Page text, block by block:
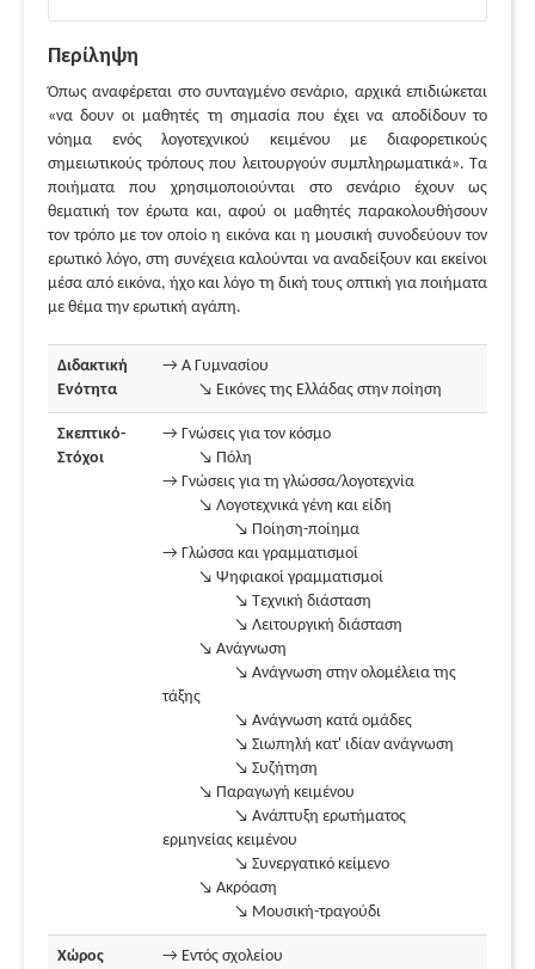
Περίληψη
Όπως αναφέρεται στο συνταγμένο σενάριο, αρχικά επιδιώκεται
«να δουν οι μαθητές τη σημασία που έχει να αποδίδουν το
νόημα ενός λογοτεχνικού κειμένου με διαφορετικούς
σημειωτικούς τρόπους που λειτουργούν συμπληρωματικά». Τα
ποιήματα που χρησιμοποιούνται στο σενάριο έχουν ως
θεματική τον έρωτα και, αφού οι μαθητές παρακολουθήσουν
τον τρόπο με τον οποίο η εικόνα και η μουσική συνοδεύουν τον
ερωτικό λόγο, στη συνέχεια καλούνται να αναδείξουν και εκείνοι
μέσα από εικόνα, ήχο και λόγο τη δική τους οπτική για ποιήματα
με θέμα την ερωτική αγάπη.
Διδακτική
Ενότητα
→ Α Γυμνασίου
↘ Εικόνες της Ελλάδας στην ποίηση
Σκεπτικό-
Στόχοι
→ Γνώσεις για τον κόσμο
↘ Πόλη
→ Γνώσεις για τη γλώσσα/λογοτεχνία
↘ Λογοτεχνικά γένη και είδη
↘ Ποίηση-ποίημα
→ Γλώσσα και γραμματισμοί
↘ Ψηφιακοί γραμματισμοί
↘ Τεχνική διάσταση
↘ Λειτουργική διάσταση
↘ Ανάγνωση
↘ Ανάγνωση στην ολομέλεια της
τάξης
↘ Ανάγνωση κατά ομάδες
↘ Σιωπηλή κατ' ιδίαν ανάγνωση
↘ Συζήτηση
↘ Παραγωγή κειμένου
↘ Ανάπτυξη ερωτήματος
ερμηνείας κειμένου
↘ Συνεργατικό κείμενο
↘ Ακρόαση
↘ Μουσική-τραγούδι
Χώρος → Εντός σχολείου